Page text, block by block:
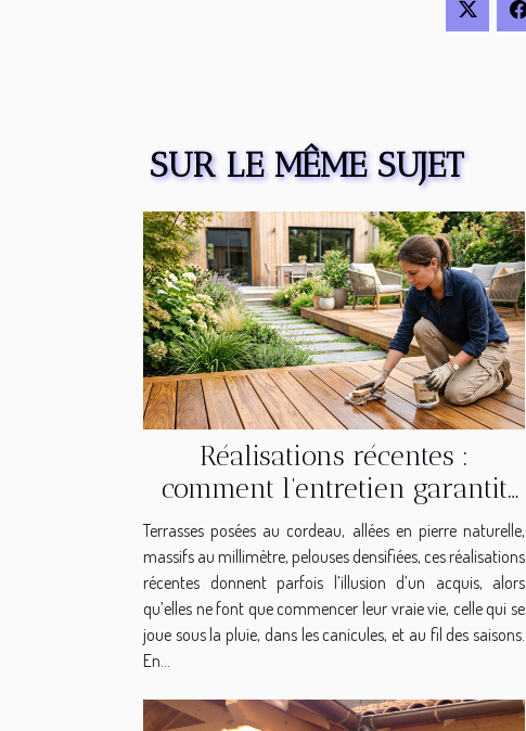
SUR LE MÊME SUJET
Réalisations récentes :
comment l’entretien garantit
leur éclat dans le temps
Terrasses posées au cordeau, allées en pierre naturelle,
massifs au millimètre, pelouses densifiées, ces réalisations
récentes donnent parfois l’illusion d’un acquis, alors
qu’elles ne font que commencer leur vraie vie, celle qui se
joue sous la pluie, dans les canicules, et au fil des saisons.
En...